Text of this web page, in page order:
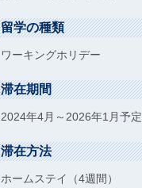
留学の種類
ワーキングホリデー
滞在期間
2024年4月～2026年1月予定
滞在方法
ホームステイ（4週間）